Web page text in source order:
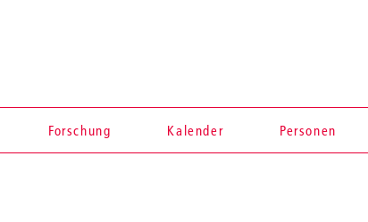
Forschung Kalender Personen